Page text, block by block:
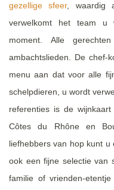
gezellige sfeer, waardig
verwelkomt het team u
moment. Alle
ambachtslieden. De chef-
menu aan dat voor alle
schelpdieren, u wordt
referenties is de
Côtes du Rhône en
liefhebbers van hop kunt
ook een fijne selectie van
familie of vrienden-